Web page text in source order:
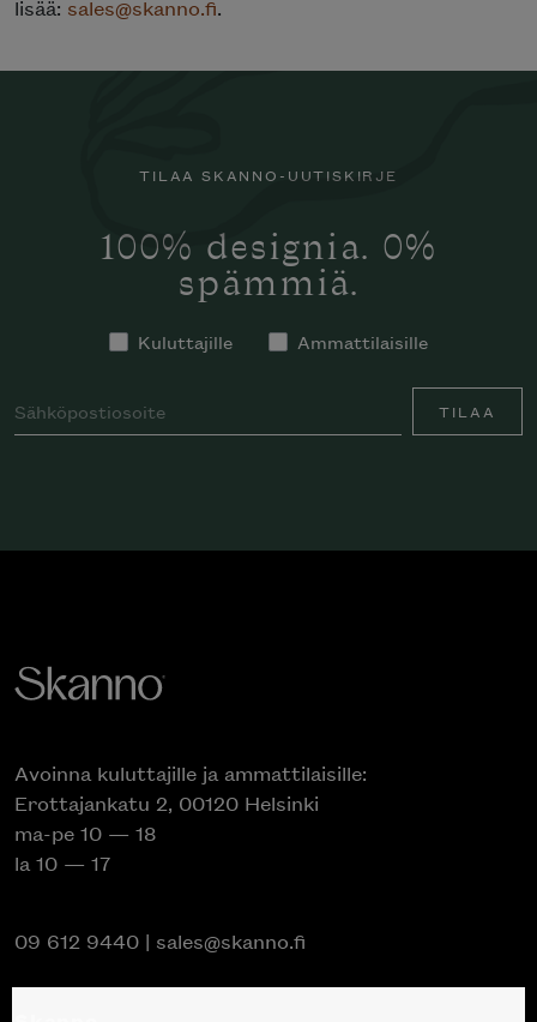
lisää: sales@skanno.fi.
TILAA SKANNO-UUTISKIRJE
100% designia. 0%
spämmiä.
Kuluttajille Ammattilaisille
TILAA
Avoinna kuluttajille ja ammattilaisille:
Erottajankatu 2, 00120 Helsinki
ma-pe 10 — 18
la 10 — 17
09 612 9440 | sales@skanno.fi